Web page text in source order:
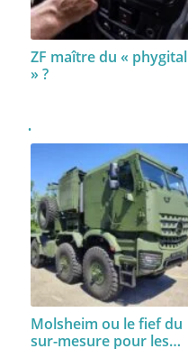
ZF maître du « phygital
» ?
Molsheim ou le fief du
sur-mesure pour les…